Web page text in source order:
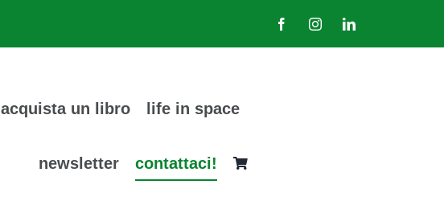
acquista un libro life in space
newsletter contattaci!